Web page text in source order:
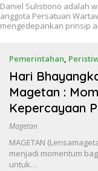
Daniel Sulistiono adalah
anggota Persatuan
mengedepankan prinsip
Pemerintahan,
Hari
Magetan :
Kepercayaan
Magetan
MAGETAN
menjadi momentum
untuk…